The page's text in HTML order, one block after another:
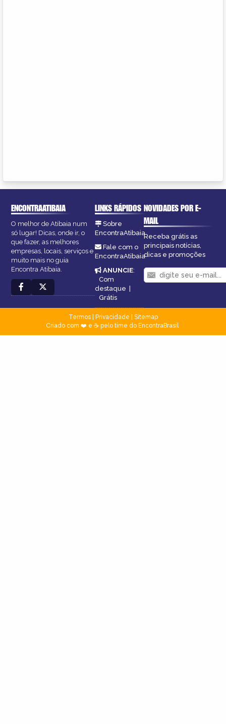
ENCONTRAATIBAIA
O melhor de Atibaia num
só lugar! Dicas, onde ir, o
que fazer, as melhores
empresas, locais, serviços e
muito mais no guia
Encontra Atibaia.
LINKS RÁPIDOS
Sobre
EncontraAtibaia
Fale com o
EncontraAtibaia
ANUNCIE:
Com
destaque |
Grátis
NOVIDADES POR E-
MAIL
Receba grátis as
principais notícias,
dicas e promoções
Termos| Privacidade
Sitemap
Criado com ❤️ e ☕ pelo time do EncontraBrasil